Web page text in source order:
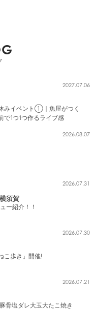
2027.07.06
みイベント①｜魚屋がつく
で1つ1つ作るライブ感
2026.08.07
2026.07.31
須賀
ー紹介！！
2026.07.30
こ歩き」開催!
2026.07.21
骨塩ダレ大玉大たこ焼き